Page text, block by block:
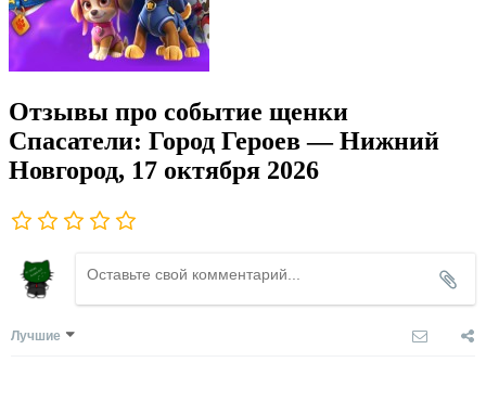
Отзывы про событие щенки
Спасатели: Город Героев — Нижний
Новгород, 17 октября 2026
Лучшие